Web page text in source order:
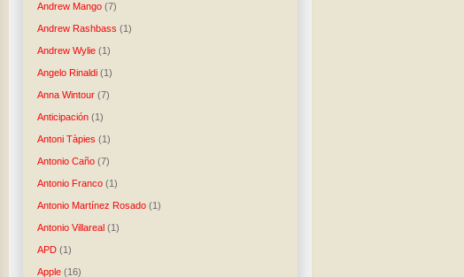
Andrew Mango (7)
Andrew Rashbass (1)
Andrew Wylie (1)
Angelo Rinaldi (1)
Anna Wintour (7)
Anticipación (1)
Antoni Tàpies (1)
Antonio Caño (7)
Antonio Franco (1)
Antonio Martínez Rosado (1)
Antonio Villareal (1)
APD (1)
Apple (16)